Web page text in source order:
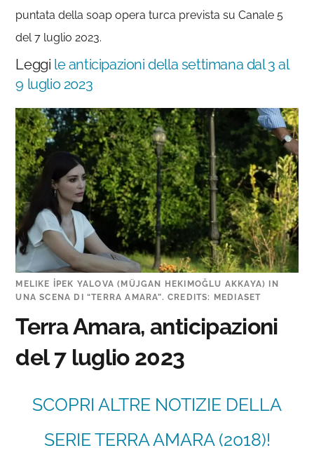
puntata della soap opera turca prevista su Canale 5
del 7 luglio 2023.
Leggi le anticipazioni della settimana dal 3 al
9 luglio 2023
MELIKE İPEK YALOVA (MÜJGAN HEKIMOĞLU AKKAYA) IN
UNA SCENA DI “TERRA AMARA”. CREDITS: MEDIASET
Terra Amara, anticipazioni
del 7 luglio 2023
SCOPRI ALTRE NOTIZIE DELLA
SERIE TERRA AMARA (2018)!